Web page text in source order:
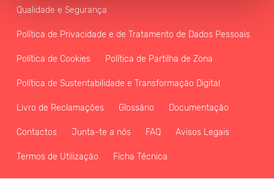
Qualidade e Segurança
Política de Privacidade e de Tratamento de Dados Pessoais
Política de Cookies Política de Partilha de Zona
Política de Sustentabilidade e Transformação Digital
Livro de Reclamações Glossário Documentação
Contactos Junta-te a nós FAQ Avisos Legais
Termos de Utilização Ficha Técnica